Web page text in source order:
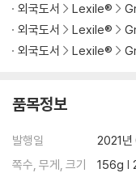
외국도서
Lexile®
외국도서
Lexile®
외국도서
Lexile®
품목정보
발행일
2021년
쪽수, 무게, 크기
156g |